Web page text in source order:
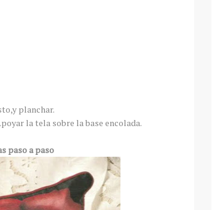
planchar.
la tela sobre la base encolada.
paso a paso